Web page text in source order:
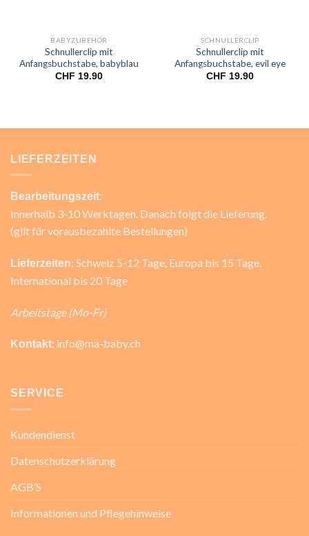
BABYZUBEHÖR
Schnullerclip mit
Anfangsbuchstabe, babyblau
CHF 19.90
SCHNULLERCLIP
Schnullerclip mit
Anfangsbuchstabe, evil eye
CHF 19.90
LIEFERZEITEN
Bearbeitungszeit:
Innerhalb 3-10 Werktagen. Danach folgt die Lieferung.
(gilt für vorausbezahlte Bestellungen)
Lieferzeiten: Schweiz 5-12 Tage, Europa bis 15 Tage,
International bis 20 Tage
Arbeitstage (Mo-Fr)
Kontakt: info@ma-baby.ch
SERVICE
Kundendienst
Datenschutzerklärung
AGB’S
Informationen und Pflegehinweise